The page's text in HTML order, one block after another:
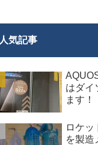
人気記事
はダイ
ます！
ロケッ
を製造